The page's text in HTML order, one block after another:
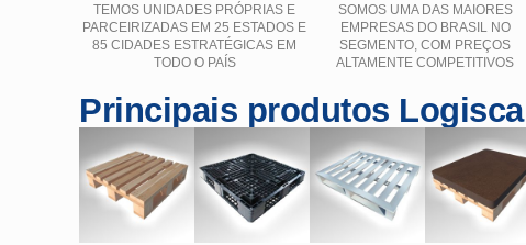
TEMOS UNIDADES PRÓPRIAS E
PARCEIRIZADAS EM 25 ESTADOS E
85 CIDADES ESTRATÉGICAS EM
TODO O PAÍS
SOMOS UMA DAS MAIORES
EMPRESAS DO BRASIL NO
SEGMENTO, COM PREÇOS
ALTAMENTE COMPETITIVOS
Principais produtos Logiscal